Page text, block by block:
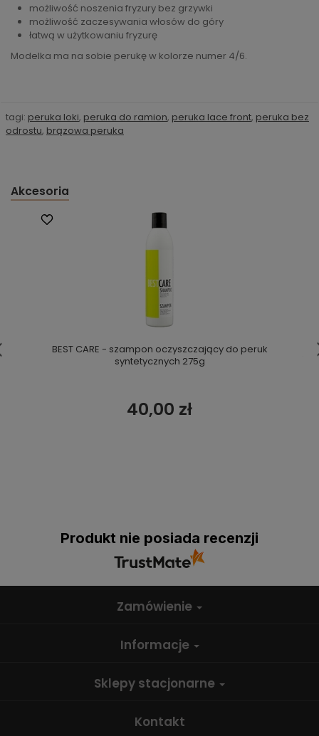
możliwość noszenia fryzury bez grzywki
możliwość zaczesywania włosów do góry
łatwą w użytkowaniu fryzurę
Modelka ma na sobie perukę w kolorze numer 4/6.
tagi: peruka loki, peruka do ramion, peruka lace front, peruka bez
odrostu, brązowa peruka
Akcesoria
BEST CARE - szampon oczyszczający do peruk
syntetycznych 275g
40,00 zł
Produkt nie posiada recenzji
Zamówienie
Informacje
Sklepy stacjonarne
Kontakt